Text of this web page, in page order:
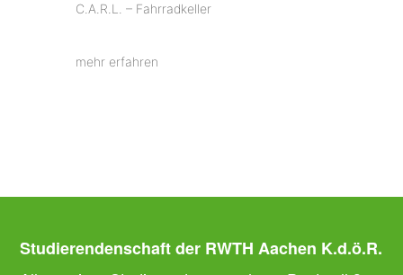
C.A.R.L. – Fahrradkeller
mehr erfahren
Studierendenschaft der RWTH Aachen K.d.ö.R.